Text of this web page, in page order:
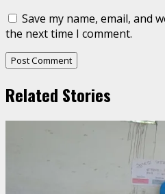
Save my name, email, and
the next time I comment.
Related Stories